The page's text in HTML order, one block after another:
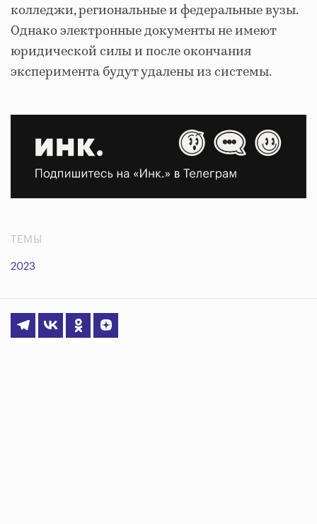
колледжи, региональные и федеральные вузы.
Однако электронные документы не имеют
юридической силы и после окончания
эксперимента будут удалены из системы.
ТЕМЫ
2023